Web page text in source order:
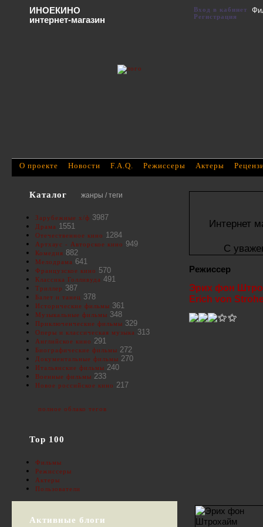
Интернет
С
Режиссер
Эрих фон
Erich von
Каталог жанры / теги
Зарубежные х/ф 3987
Драма 1551
Отечественное кино 1284
Артхаус - Авторское кино 949
Комедия 882
Мелодрама 641
Французское кино 570
Классика Голливуда 491
Триллер 387
Балет и танец 378
Исторические фильмы 361
Музыкальные фильмы 348
Приключенческие фильмы 329
Оперы и классическая музыка 313
Английское кино 291
Биографические фильмы 272
Документальные фильмы 270
Итальянские фильмы 240
Военные фильмы 233
Новое российское кино 217
полное облако тегов
Top 100
Фильмы
Режиссеры
Актеры
Пользователи
Активные блоги
О проекте Новости F.A.Q. Режиссеры Актеры
ИНОЕКИНО
интернет-магазин
Вход в кабинет
Регистрация